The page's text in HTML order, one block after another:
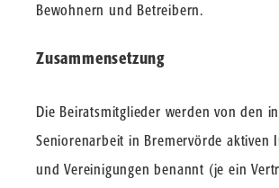
Bewohnern und Betreibern.
Zusammensetzung
Die Beiratsmitglieder werden von den
Seniorenarbeit in Bremervörde aktiven
und Vereinigungen benannt (je ein